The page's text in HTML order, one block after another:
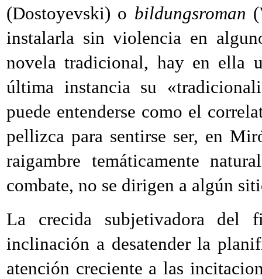
(Dostoyevski) o bildungsroman
instalarla sin violencia en
novela tradicional, hay en ella
última instancia su
puede entenderse como el
pellizca para sentirse ser, en
raigambre temáticamente
combate, no se dirigen a algún
La crecida subjetivadora del
inclinación a desatender la
atención creciente a las